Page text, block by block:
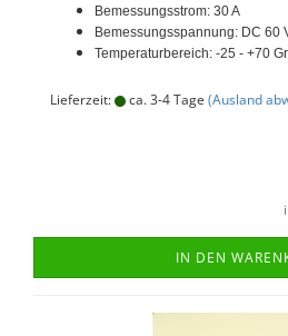
Bemessungsstrom: 30 A
Bemessungsspannung: DC 60
Temperaturbereich: -25 - +70
Lieferzeit: ca. 3-4 Tage (Ausland
IN DEN